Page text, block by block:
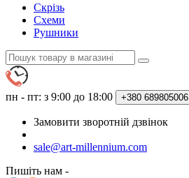
Скрізь
Схеми
Рушники
пн - пт: з 9:00 до 18:00 +380 689805006
Замовити зворотній дзвінок
sale@art-millennium.com
Пишіть нам -